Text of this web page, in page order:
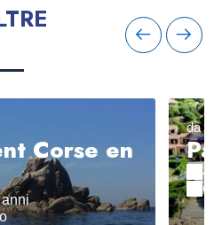
Corse en
anni
da
4